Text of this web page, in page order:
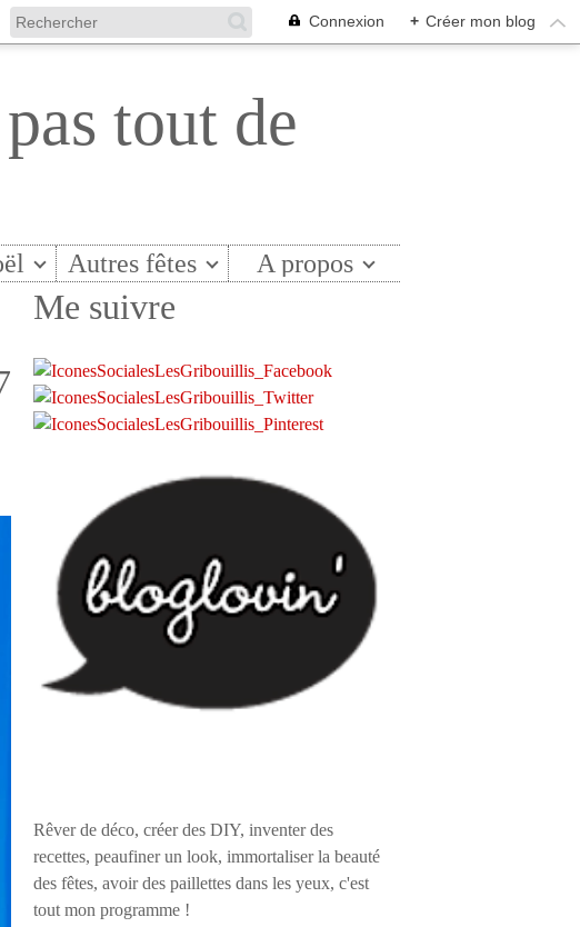
Connexion + Créer mon blog
tout de
Autres fêtes A propos
Me suivre
Rêver de déco, créer des DIY, inventer des
recettes, peaufiner un look, immortaliser la beauté
des fêtes, avoir des paillettes dans les yeux, c'est
tout mon programme !